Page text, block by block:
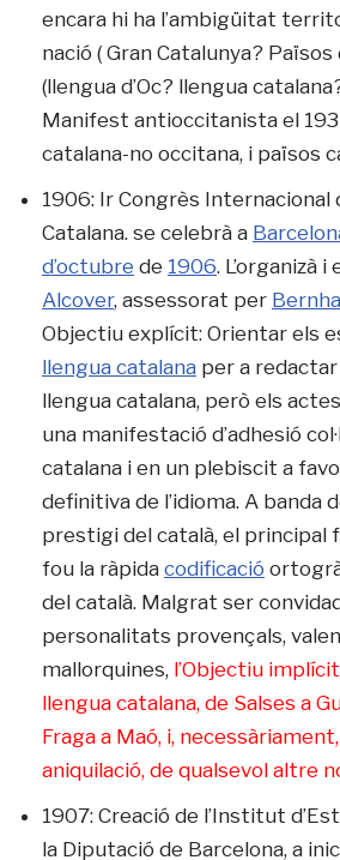
encara hi ha l’ambigüitat
nació ( Gran Catalunya?
(llengua d’Oc? llengua
Manifest antioccitanista el
catalana-no occitana, i països
1906: Ir Congrès Internacional
Catalana. se celebrà a
d’octubre de 1906. L’organizà
Alcover, assessorat per
Objectiu explícit: Orientar els
llengua catalana per a
llengua catalana, però els
una manifestació d’adhesió
catalana i en un plebiscit a
definitiva de l’idioma. A banda
prestigi del català, el principal
fou la ràpida codificació
del català. Malgrat ser
personalitats provençals,
mallorquines, l’Objectiu
llengua catalana, de Salses a
Fraga a Maó, i,
aniquilació, de qualsevol altre
1907: Creació de l’Institut
la Diputació de Barcelona, a